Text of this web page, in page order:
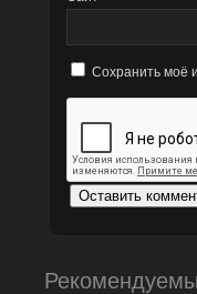
Сохранить моё